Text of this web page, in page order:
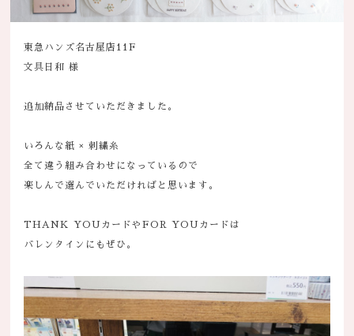
東急ハンズ名古屋店11F
文具日和 様
追加納品させていただきました。
いろんな紙 × 刺繍糸
全て違う組み合わせになっているので
楽しんで選んでいただければと思います。
THANK YOUカードやFOR YOUカードは
バレンタインにもぜひ。